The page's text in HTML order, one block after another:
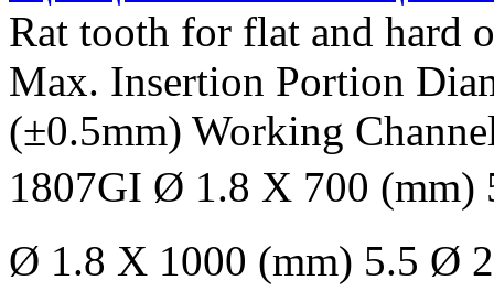
Rat tooth for flat and hard
Max. Insertion Portion
(±0.5mm) Working
1807GI Ø 1.8 X 700
Ø 1.8 X 1000 (mm) 5.5 Ø